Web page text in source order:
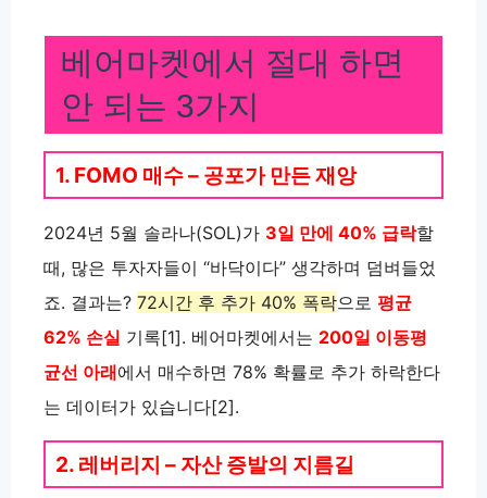
베어마켓에서 절대 하면
안 되는 3가지
1. FOMO 매수 – 공포가 만든 재앙
2024년 5월 솔라나(SOL)가 3일 만에 40% 급락할
때, 많은 투자자들이 “바닥이다” 생각하며 덤벼들었
죠. 결과는? 72시간 후 추가 40% 폭락으로 평균
62% 손실 기록[1]. 베어마켓에서는 200일 이동평
균선 아래에서 매수하면 78% 확률로 추가 하락한다
는 데이터가 있습니다[2].
2. 레버리지 – 자산 증발의 지름길